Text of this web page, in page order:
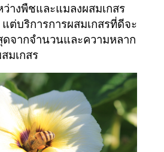
างพืชและแมลงผสมเกสร
ต่บริการการผสมเกสรที่ดีจะ
จากจำนวนและความหลาก
มเกสร